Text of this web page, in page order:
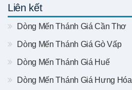
Liên kết
Dòng Mến Thánh Giá Cần Thơ
Dòng Mến Thánh Giá Gò Vấp
Dòng Mến Thánh Giá Huế
Dòng Mến Thánh Giá Hưng Hóa